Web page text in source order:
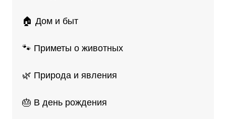
🏠 Дом и быт
🐾 Приметы о животных
🌿 Природа и явления
🎂 В день рождения